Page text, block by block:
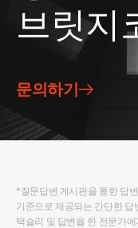
브릿지
문의하기
*질문답변 게시판을 통한 답
기준으로 제공되는 간단한 답
택슬리 및 답변을 한 전문가